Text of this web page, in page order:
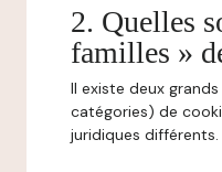
2. Quelles
familles »
Il existe deux
catégories) de
juridiques différents.